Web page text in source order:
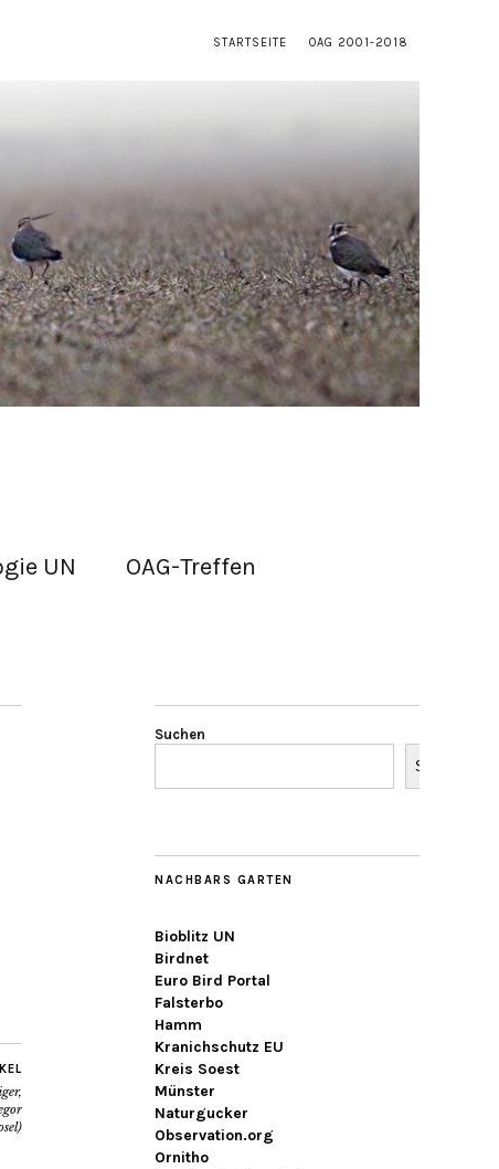
STARTSEITE OAG 2001-2018
UN OAG-Treffen
Suchen
Suchen
NACHBARS GARTEN
Bioblitz UN
Birdnet
Euro Bird Portal
Falsterbo
Hamm
Kranichschutz EU
Kreis Soest
Münster
Naturgucker
Observation.org
Ornitho